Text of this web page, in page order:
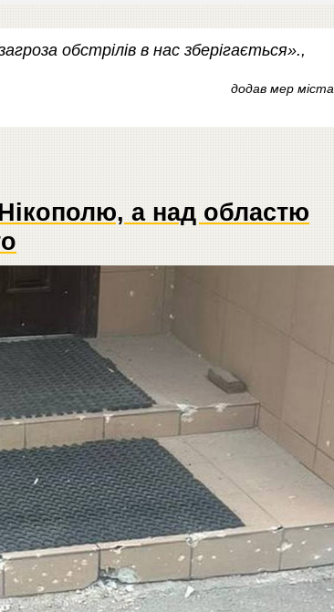
обстрілів в нас зберігається».,
додав мер міста.
а над областю